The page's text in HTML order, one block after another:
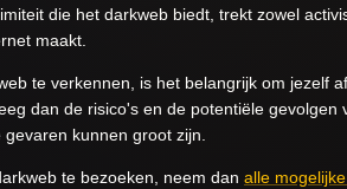
die het darkweb biedt, trekt zowel
maakt.
te verkennen, is het belangrijk om jezelf
dan de risico's en de potentiële
kunnen groot zijn.
te bezoeken, neem dan alle